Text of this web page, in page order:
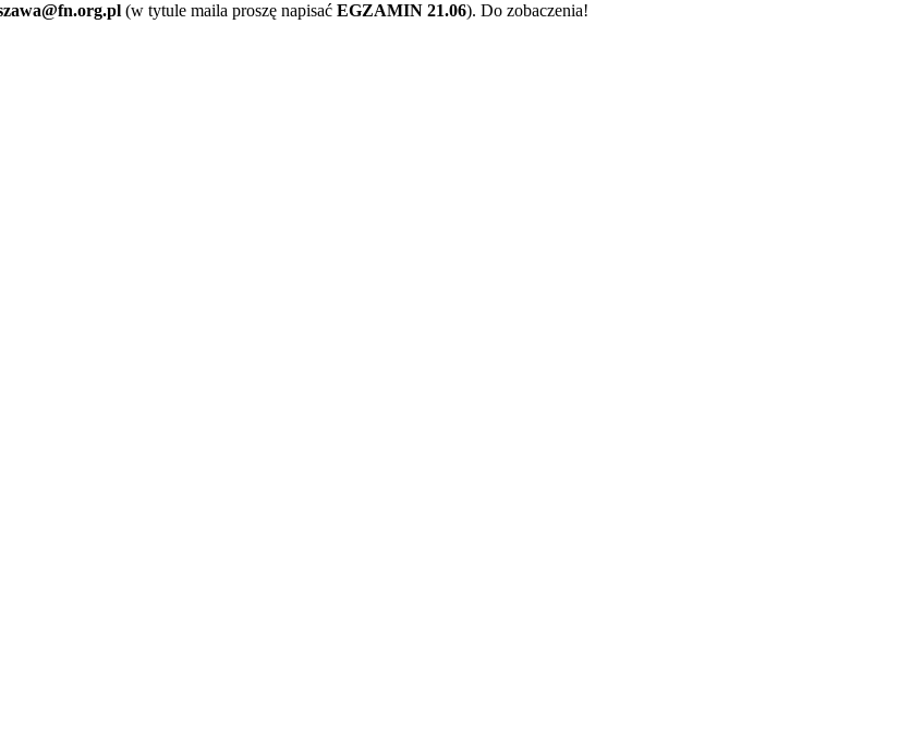
(w tytule maila proszę napisać EGZAMIN 21.06). Do zobaczenia!